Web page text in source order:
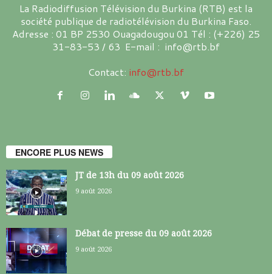
La Radiodiffusion Télévision du Burkina (RTB) est la
société publique de radiotélévision du Burkina Faso.
Adresse : 01 BP 2530 Ouagadougou 01 Tél : (+226) 25
31-83-53 / 63 E-mail : info@rtb.bf
Contact: info@rtb.bf
ENCORE PLUS NEWS
JT de 13h du 09 août 2026
9 août 2026
Débat de presse du 09 août 2026
9 août 2026